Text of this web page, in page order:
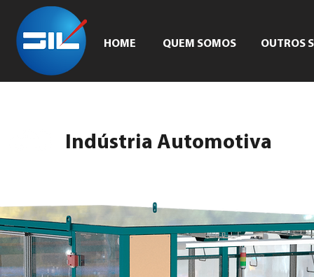
HOME QUEM SOMOS OUTROS
Indústria Automotiva